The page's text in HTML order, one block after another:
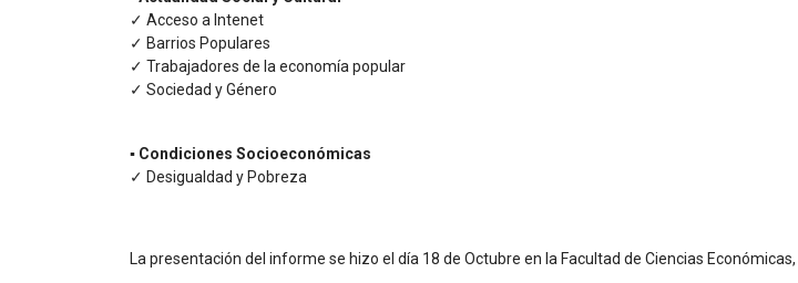
✓ Acceso a Intenet
✓ Barrios Populares
✓ Trabajadores de la economía popular
✓ Sociedad y Género
▪ Condiciones Socioeconómicas
✓ Desigualdad y Pobreza
La presentación del informe se hizo el día 18 de Octubre en la Facultad de Ciencias Económicas,